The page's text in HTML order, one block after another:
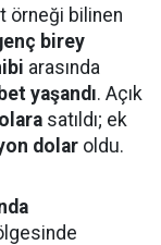
örneği bilinen
birey
arasında
yaşandı. Açık
satıldı; ek
dolar oldu.